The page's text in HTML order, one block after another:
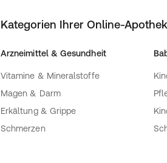
Das MULTI ACTIVE FACE OIL ist ein
vegan - für normale bis trockene
stärkt die Barrierefunktion und
Pflegeöl versorgt die Haut mit
hinterlässt keinen störenden Fettfilm.
Anwendung
Die intensive Antifalten Tagescreme
Kategorien Ihrer Online-
Arzneimittel & Gesundheit
Vitamine & Mineralstoffe
Magen & Darm
Erkältung & Grippe
Schmerzen